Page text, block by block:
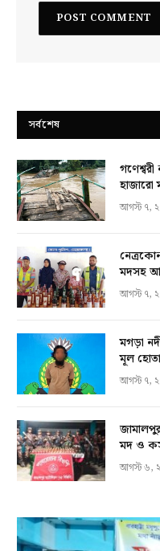
সর্বশেষ
হাজারো
আগস্ট ৭,
মদসহ
আগস্ট ৭,
মগড়া
মূল হোতা
আগস্ট ৭,
মদ ও
আগস্ট ৬,